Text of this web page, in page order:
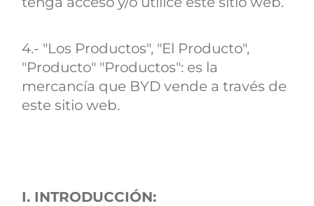
4.- "Los Productos", "El Producto",
"Producto" "Productos": es la
mercancía que BYD vende a través de
este sitio web.
I. INTRODUCCIÓN: